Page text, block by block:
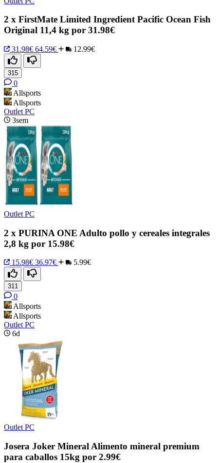
2 x FirstMate Limited Ingredient Pacific Ocean Fish
Original 11,4 kg por 31.98€
31.98€ 64.59€ 12.99€
315
0
Allsports
Allsports
Outlet PC
3sem
Outlet PC
2 x PURINA ONE Adulto pollo y cereales integrales
2,8 kg por 15.98€
15.98€ 36.97€ 5.99€
311
0
Allsports
Allsports
Outlet PC
6d
Outlet PC
Josera Joker Mineral Alimento mineral premium
para caballos 15kg por 2.99€